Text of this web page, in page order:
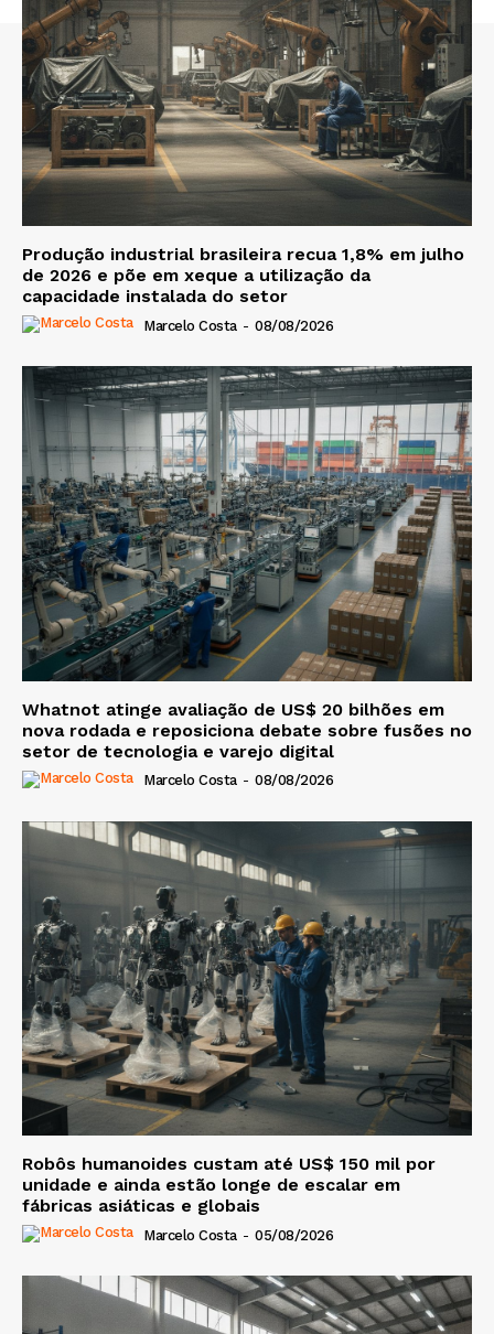
Produção industrial brasileira recua 1,8% em julho
de 2026 e põe em xeque a utilização da
capacidade instalada do setor
Marcelo Costa - 08/08/2026
Whatnot atinge avaliação de US$ 20 bilhões em
nova rodada e reposiciona debate sobre fusões no
setor de tecnologia e varejo digital
Marcelo Costa - 08/08/2026
Robôs humanoides custam até US$ 150 mil por
unidade e ainda estão longe de escalar em
fábricas asiáticas e globais
Marcelo Costa - 05/08/2026